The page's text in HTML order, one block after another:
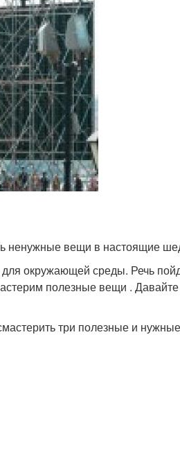
ненужные вещи в настоящие
для окружающей среды. Речь
полезные вещи . Давайте
три полезные и